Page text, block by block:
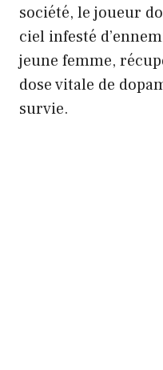
société, le joueur
ciel infesté
jeune femme,
dose vitale de
survie.